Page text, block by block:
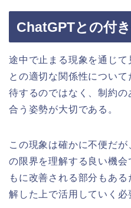
ChatGPTとの付
途中で止まる現象を通じ
との適切な関係性につい
待するのではなく、制約の
合う姿勢が大切である。
この現象は確かに不便だ
の限界を理解する良い機会
もに改善される部分もあ
解した上で活用していく必